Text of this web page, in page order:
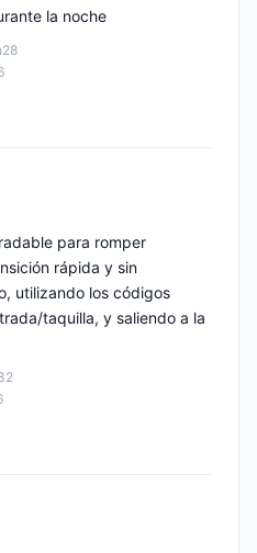
la noche
para romper
rápida y sin
utilizando los códigos
taquilla, y saliendo a la